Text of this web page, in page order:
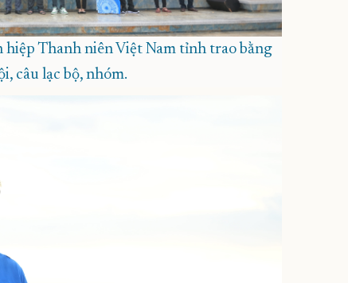
Thanh niên Việt Nam tỉnh trao bằng
câu lạc bộ, nhóm.